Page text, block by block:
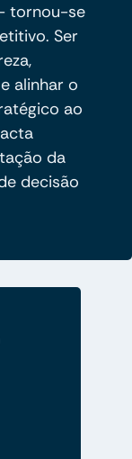
tornou-se
Ser
alinhar o
ao
da
decisão